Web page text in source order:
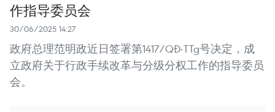
作指导委员会
30/06/2025 14:27
政府总理范明政近日签署第1417/QĐ-TTg号决定，成
立政府关于行政手续改革与分级分权工作的指导委员
会。